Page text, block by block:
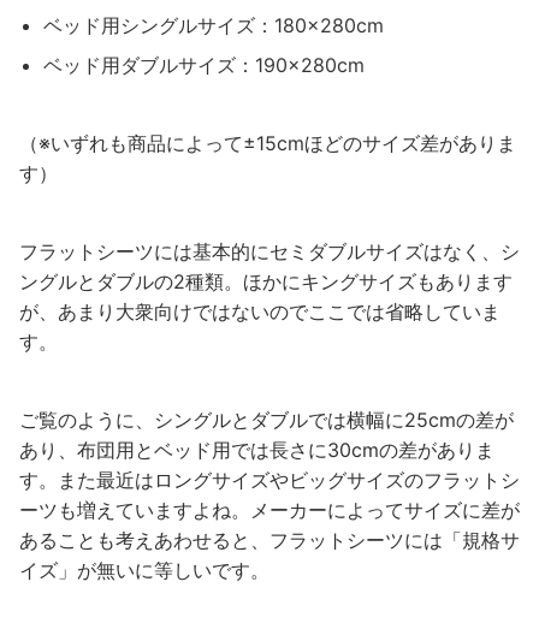
ベッド用シングルサイズ：180×280cm
ベッド用ダブルサイズ：190×280cm
（※いずれも商品によって±15cmほどのサイズ差がありま
す）
フラットシーツには基本的にセミダブルサイズはなく、シ
ングルとダブルの2種類。ほかにキングサイズもあります
が、あまり大衆向けではないのでここでは省略していま
す。
ご覧のように、シングルとダブルでは横幅に25cmの差が
あり、布団用とベッド用では長さに30cmの差がありま
す。また最近はロングサイズやビッグサイズのフラットシ
ーツも増えていますよね。メーカーによってサイズに差が
あることも考えあわせると、フラットシーツには「規格サ
イズ」が無いに等しいです。